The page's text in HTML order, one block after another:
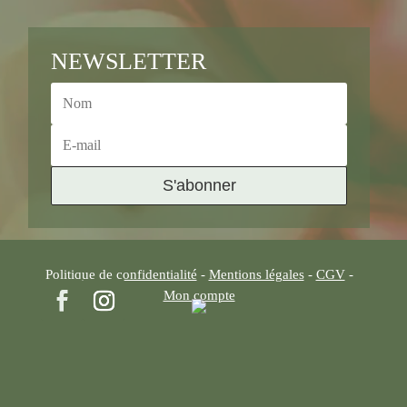
NEWSLETTER
S'abonner
Politique de confidentialité - Mentions légales- CGV-
Mon compte